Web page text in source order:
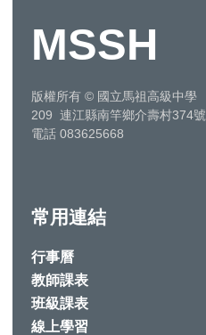
MSSH
版權所有 © 國立馬祖高級中學
209 連江縣南竿鄉介壽村374號
電話 083625668
常用連結
行事曆
教師課表
班級課表
線上學習